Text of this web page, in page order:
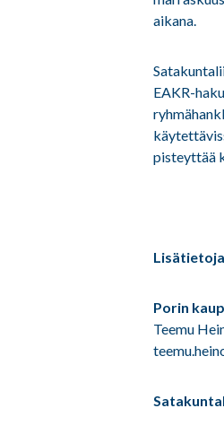
aikana.
EAKR-
pisteyttää
Porin
Teemu